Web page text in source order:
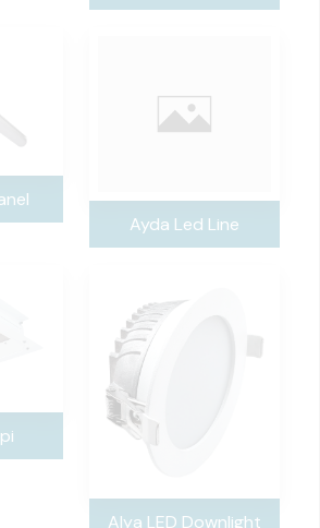
Ayda Led Line
Alya LED Downlight